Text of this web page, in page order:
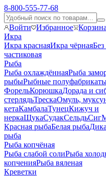
8-800-555-77-68
Войти Избранное
Икра
Икра краснаяИкра чёрнаяБез
частиковая
Рыба
Рыба охлаждённаяРыба
рыбыРыбные
ФорельКорюшкаДорада и
стерлядьТрескаОмуль,
кетаКамбалаТунецКижуч и
неркаЩукаСудакСельдьСиг
Красная рыбаБелая рыба
рыба
Рыба копчёная
Рыба слабой солиРыба
копченияРыба вяленая
Креветки